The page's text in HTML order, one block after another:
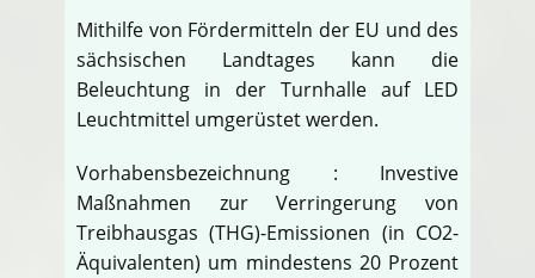
Mithilfe von Fördermitteln der EU und des
sächsischen Landtages kann die
Beleuchtung in der Turnhalle auf LED
Leuchtmittel umgerüstet werden.
Vorhabensbezeichnung : Investive
Maßnahmen zur Verringerung von
Treibhausgas (THG)-Emissionen (in CO2-
Äquivalenten) um mindestens 20 Prozent